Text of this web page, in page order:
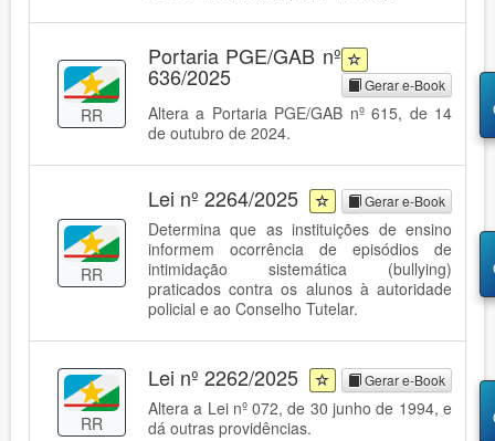
RR
Portaria PGE/GAB nº
636/2025 Gerar e-Book
Altera a Portaria PGE/GAB nº 615, de 14
de outubro de 2024.
RR
Lei nº 2264/2025 Gerar e-Book
Determina que as instituições de ensino
informem ocorrência de episódios de
intimidação sistemática (bullying)
praticados contra os alunos à autoridade
policial e ao Conselho Tutelar.
RR
Lei nº 2262/2025 Gerar e-Book
Altera a Lei nº 072, de 30 junho de 1994, e
dá outras providências.